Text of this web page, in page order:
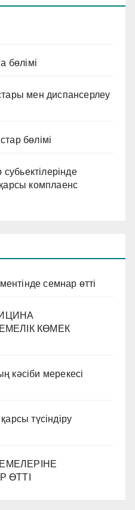
бөлімі
мен диспансерлеу
бөлімі
комплаенс
семнар өтті
КӨМЕК
кәсіби мерекесі
түсіндіру
ӨТТІ